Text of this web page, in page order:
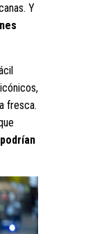
Y
fresca.
podrían